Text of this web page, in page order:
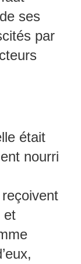
ses
par
était
nourri
et